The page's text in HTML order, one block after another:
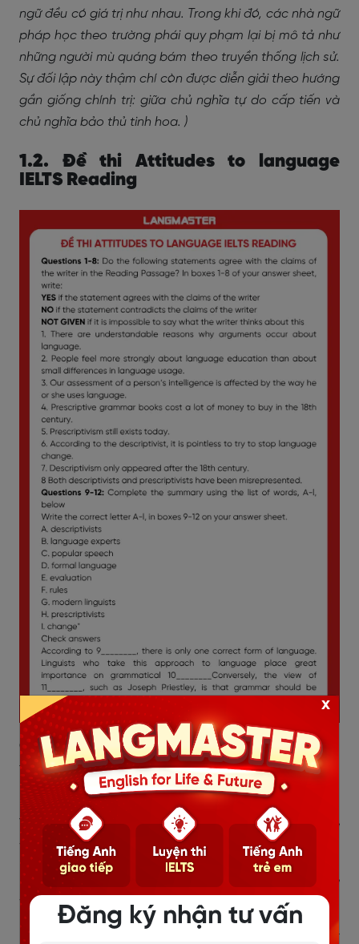
ngữ đều có giá trị như nhau. Trong khi đó, các nhà ngữ
pháp học theo trường phái quy phạm lại bị mô tả như
những người mù quáng bám theo truyền thống lịch sử.
Sự đối lập này thậm chí còn được diễn giải theo hướng
gần giống chính trị: giữa chủ nghĩa tự do cấp tiến và
chủ nghĩa bảo thủ tinh hoa. )
1.2. Đề thi Attitudes to language
IELTS Reading
Questions 1-8:Do the following statements agree with
the claims of the writer in the Reading Passage? In
boxes 1-8 of your answer sheet, write:
YESif the statement agrees with the claims of the
writer
NO
if the statement contradicts the claims of the
writer
NOT GIVEN if it is impossible to say what the writer
Đăng ký nhận tư vấn
x